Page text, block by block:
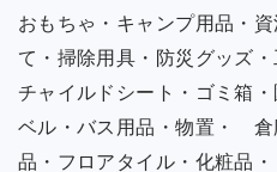
おもちゃ・キャンプ用品・
て・掃除用具・防災グッズ
チャイルドシート・ゴミ箱
ベル・バス用品・物置・ 倉
品・フロアタイル・化粧